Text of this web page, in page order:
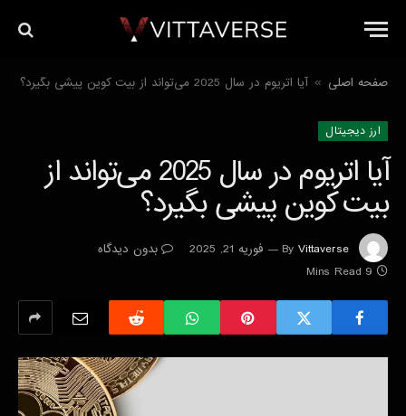
صفحه اصلی » آیا اتریوم در سال 2025 می‌تواند از بیت کوین پیشی بگیرد؟
ارز دیجیتال
آیا اتریوم در سال 2025 می‌تواند از
بیت کوین پیشی بگیرد؟
By Vittaverse فوریه 21, 2025
بدون دیدگاه
9 Mins Read